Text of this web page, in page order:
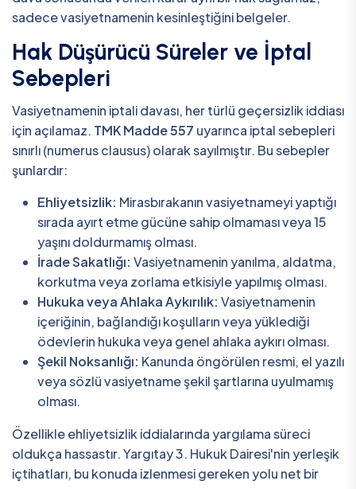
sadece vasiyetnamenin kesinleştiğini belgeler.
Hak Düşürücü Süreler ve İptal
Sebepleri
Vasiyetnamenin iptali davası, her türlü geçersizlik iddiası
için açılamaz. TMK Madde 557 uyarınca iptal sebepleri
sınırlı (numerus clausus) olarak sayılmıştır. Bu sebepler
şunlardır:
Ehliyetsizlik: Mirasbırakanın vasiyetnameyi yaptığı
sırada ayırt etme gücüne sahip olmaması veya 15
yaşını doldurmamış olması.
İrade Sakatlığı: Vasiyetnamenin yanılma, aldatma,
korkutma veya zorlama etkisiyle yapılmış olması.
Hukuka veya Ahlaka Aykırılık: Vasiyetnamenin
içeriğinin, bağlandığı koşulların veya yüklediği
ödevlerin hukuka veya genel ahlaka aykırı olması.
Şekil Noksanlığı: Kanunda öngörülen resmi, el yazılı
veya sözlü vasiyetname şekil şartlarına uyulmamış
olması.
Özellikle ehliyetsizlik iddialarında yargılama süreci
oldukça hassastır. Yargıtay 3. Hukuk Dairesi'nin yerleşik
içtihatları, bu konuda izlenmesi gereken yolu net bir